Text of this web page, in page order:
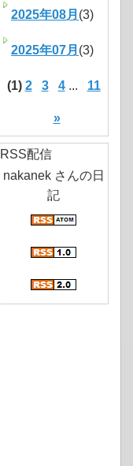
2025年08月 (3)
2025年07月 (3)
(1) 2 3 4... 11
»
RSS配信
nakanek さんの日
記